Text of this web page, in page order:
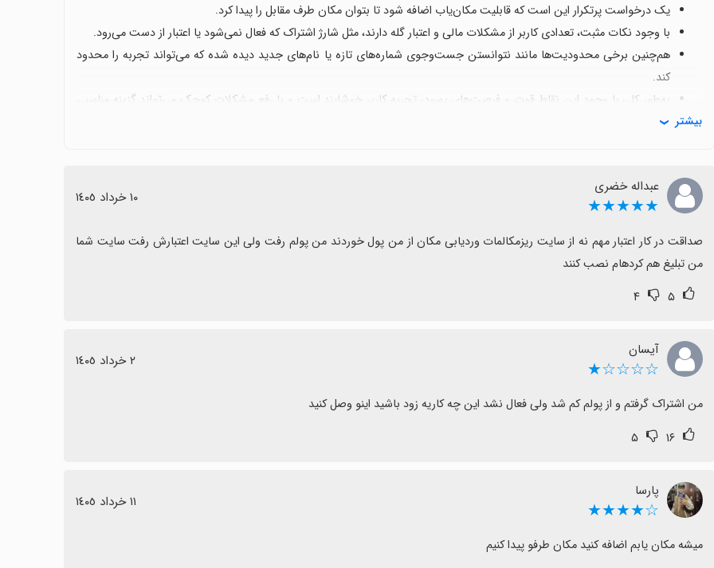
یک درخواست پرتکرار این است که قابلیت مکان‌یاب اضافه شود تا بتوان مکان طرف مقابل را پیدا کرد.
با وجود نکات مثبت، تعدادی کاربر از مشکلات مالی و اعتبار گله دارند، مثل شارژ اشتراک که فعال نمی‌شود یا اعتبار از دست می‌رود.
هم‌چنین برخی محدودیت‌ها مانند نتوانستن جست‌وجوی شماره‌های تازه یا نام‌های جدید دیده شده که می‌تواند تجربه را محدود
کند.
به‌طور کلی با وجود این نقاط قوت و فرصت‌های بهبود، تجربه کاربر خوشایند است و با رفع مشکلات کوچک می‌تواند گزینه مناسبی
باشد. بیشتر
عبداله خضری
★★★★★ ١٠ خرداد ١٤٠٥
من تبلیغ هم کردهام نصب کنند
۵ ۴
آیسان
☆☆☆☆★ ٢ خرداد ١٤٠٥
من اشتراک گرفتم و از پولم کم شد ولی فعال نشد این چه کاریه زود باشید اینو وصل کنید
۱۶ ۵
پارسا
☆★★★★ ١١ خرداد ١٤٠٥
میشه مکان یابم اضافه کنید مکان طرفو پیدا کنیم